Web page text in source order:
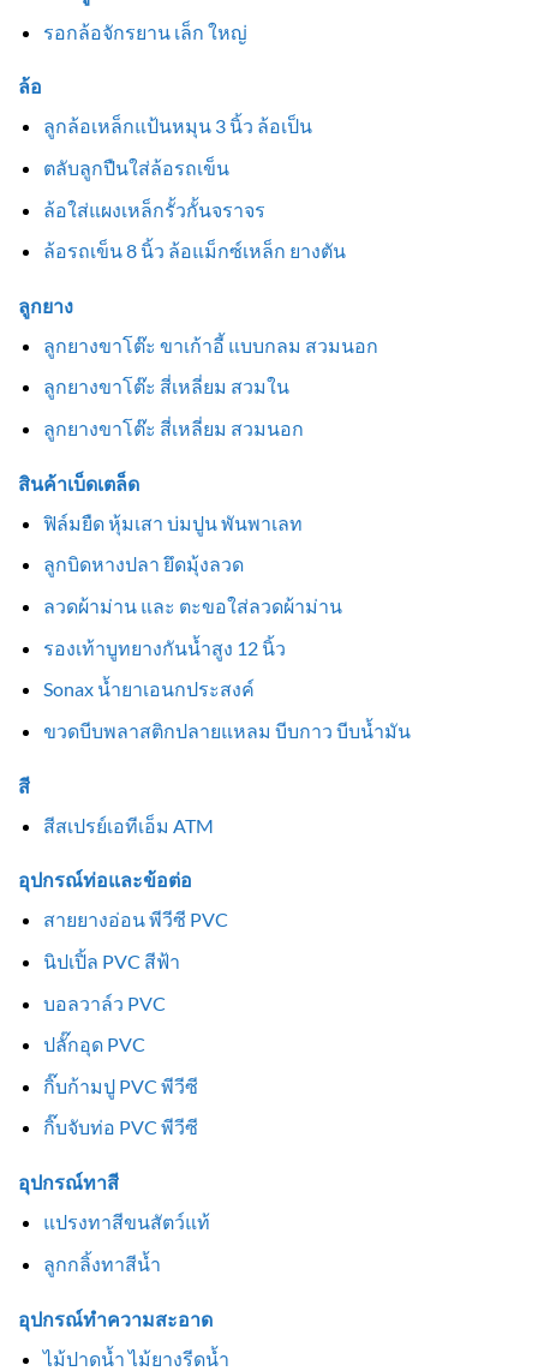
รอกล้อจักรยาน เล็ก ใหญ่
ล้อ
ลูกล้อเหล็กแป้นหมุน 3 นิ้ว ล้อเป็น
ตลับลูกปืนใส่ล้อรถเข็น
ล้อใส่แผงเหล็กรั้วกั้นจราจร
ล้อรถเข็น 8 นิ้ว ล้อแม็กซ์เหล็ก ยางตัน
ลูกยาง
ลูกยางขาโต๊ะ ขาเก้าอี้ แบบกลม สวมนอก
ลูกยางขาโต๊ะ สี่เหลี่ยม สวมใน
ลูกยางขาโต๊ะ สี่เหลี่ยม สวมนอก
สินค้าเบ็ดเตล็ด
ฟิล์มยืด หุ้มเสา บ่มปูน พันพาเลท
ลูกบิดหางปลา ยึดมุ้งลวด
ลวดผ้าม่าน และ ตะขอใส่ลวดผ้าม่าน
รองเท้าบูทยางกันน้ำสูง 12 นิ้ว
Sonax น้ำยาเอนกประสงค์
ขวดบีบพลาสติกปลายแหลม บีบกาว บีบน้ำมัน
สี
สีสเปรย์เอทีเอ็ม ATM
อุปกรณ์ท่อและข้อต่อ
สายยางอ่อน พีวีซี PVC
นิปเปิ้ล PVC สีฟ้า
บอลวาล์ว PVC
ปลั๊กอุด PVC
กิ๊บก้ามปู PVC พีวีซี
กิ๊บจับท่อ PVC พีวีซี
อุปกรณ์ทาสี
แปรงทาสีขนสัตว์แท้
ลูกกลิ้งทาสีน้ำ
อุปกรณ์ทำความสะอาด
ไม้ปาดน้ำ ไม้ยางรีดน้ำ